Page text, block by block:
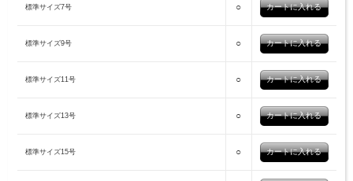
標準サイズ7号 ○
標準サイズ9号 ○
標準サイズ11号 ○
標準サイズ13号 ○
標準サイズ15号 ○